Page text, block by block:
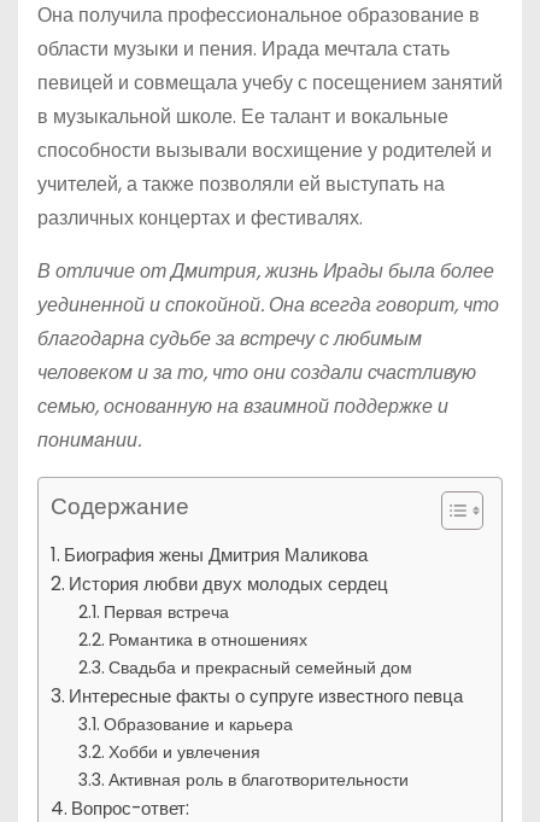
Она получила профессиональное образование в
области музыки и пения. Ирада мечтала стать
певицей и совмещала учебу с посещением занятий
в музыкальной школе. Ее талант и вокальные
способности вызывали восхищение у родителей и
учителей, а также позволяли ей выступать на
различных концертах и фестивалях.
В отличие от Дмитрия, жизнь Ирады была более
уединенной и спокойной. Она всегда говорит, что
благодарна судьбе за встречу с любимым
человеком и за то, что они создали счастливую
семью, основанную на взаимной поддержке и
понимании.
Содержание
Биография жены Дмитрия Маликова
История любви двух молодых сердец
Первая встреча
Романтика в отношениях
Свадьба и прекрасный семейный дом
Интересные факты о супруге известного певца
Образование и карьера
Хобби и увлечения
Активная роль в благотворительности
Вопрос-ответ: